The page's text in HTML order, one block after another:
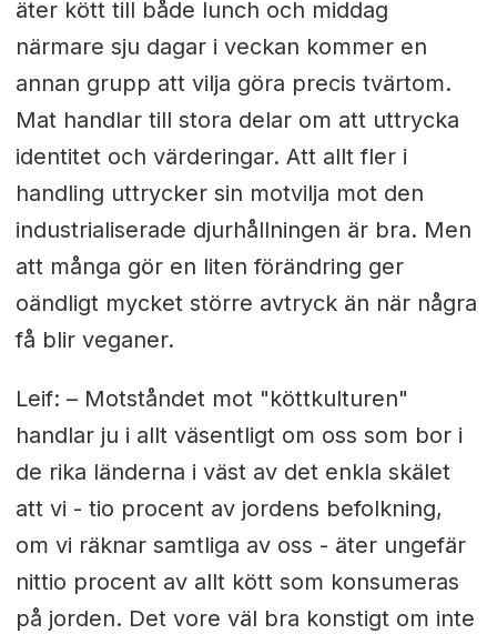
äter kött till både lunch och middag
närmare sju dagar i veckan kommer en
annan grupp att vilja göra precis tvärtom.
Mat handlar till stora delar om att uttrycka
identitet och värderingar. Att allt fler i
handling uttrycker sin motvilja mot den
industrialiserade djurhållningen är bra. Men
att många gör en liten förändring ger
oändligt mycket större avtryck än när några
få blir veganer.
Leif: – Motståndet mot "köttkulturen"
handlar ju i allt väsentligt om oss som bor i
de rika länderna i väst av det enkla skälet
att vi - tio procent av jordens befolkning,
om vi räknar samtliga av oss - äter ungefär
nittio procent av allt kött som konsumeras
på jorden. Det vore väl bra konstigt om inte